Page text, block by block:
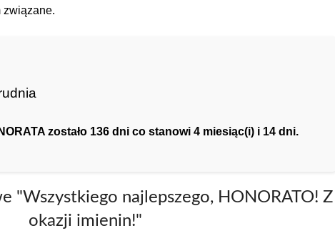
związane.
zostało 136 dni co stanowi 4 miesiąc(i) i 14 dni.
"Wszystkiego najlepszego, HONORATO! Z
okazji imienin!"